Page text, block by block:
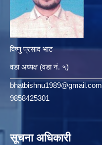
विष्णु प्रसाद भाट
वडा अध्यक्ष (वडा नं. ५)
bhatbishnu1989@gmail.com
9858425301
सूचना अधिकारी